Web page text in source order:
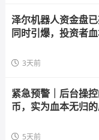
泽尔机器人资金盘
同时引爆，投资者
3天前
紧急预警｜后台操
币，实为血本无归
5天前